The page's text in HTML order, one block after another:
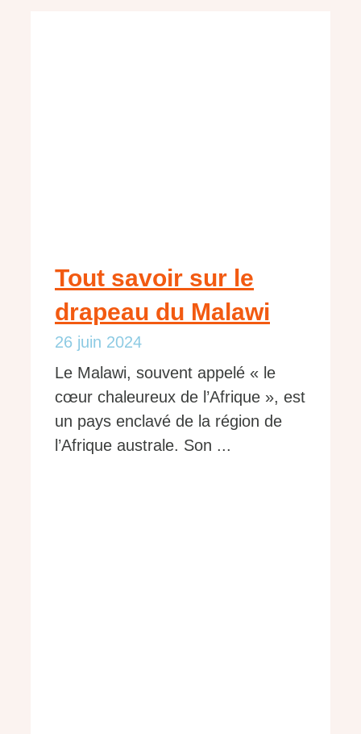
Tout savoir sur le
drapeau du Malawi
26 juin 2024
Le Malawi, souvent appelé « le
cœur chaleureux de l’Afrique », est
un pays enclavé de la région de
l’Afrique australe. Son ...